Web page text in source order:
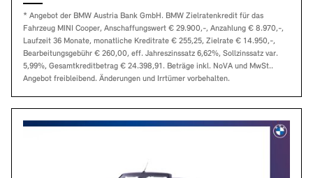
* Angebot der BMW Austria Bank GmbH. BMW Zielratenkredit für das
Fahrzeug MINI Cooper, Anschaffungswert € 29.900,-, Anzahlung € 8.970,-,
Laufzeit 36 Monate, monatliche Kreditrate € 255,25, Zielrate € 14.950,-,
Bearbeitungsgebühr € 260,00, eff. Jahreszinssatz 6,62%, Sollzinssatz var.
5,99%, Gesamtkreditbetrag € 24.398,91. Beträge inkl. NoVA und MwSt..
Angebot freibleibend. Änderungen und Irrtümer vorbehalten.